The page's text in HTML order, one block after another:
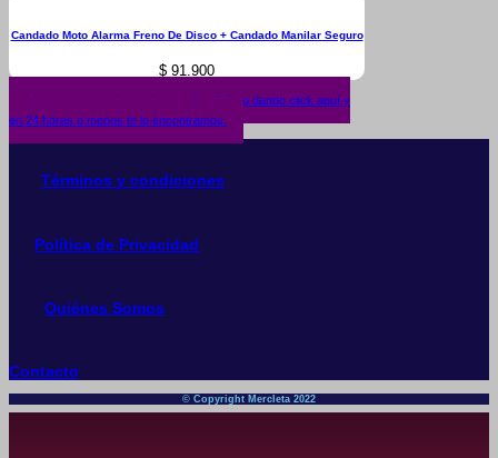
Candado Moto Alarma Freno De Disco + Candado Manilar Seguro
$ 91.900
¿No encuentras lo que buscas? solicítalo dando click aquí y
en 24 horas o menos te lo encontramos.
Términos y condiciones
Política de Privacidad
Quiénes Somos
Contacto
© Copyright Mercleta 2022